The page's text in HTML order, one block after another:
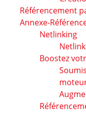
Référencement
Annexe-
Netlinking
Boostez